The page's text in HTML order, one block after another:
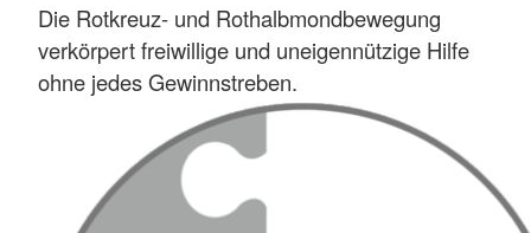
Die Rotkreuz- und Rothalbmondbewegung
verkörpert freiwillige und uneigennützige Hilfe
ohne jedes Gewinnstreben.